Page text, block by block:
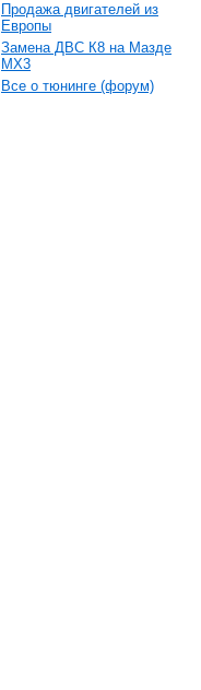
Продажа двигателей из
Европы
Замена ДВС К8 на Мазде
MX3
Все о тюнинге (форум)